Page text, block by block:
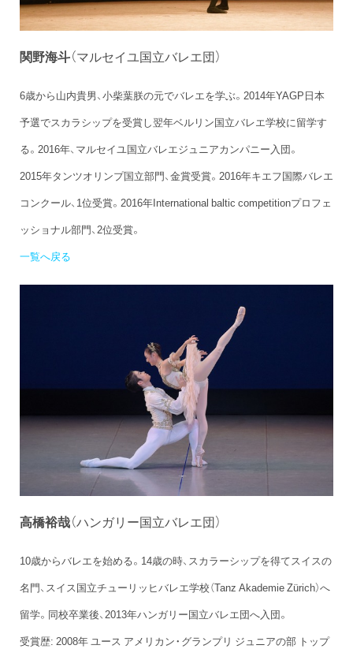
関野海斗（マルセイユ国立バレエ団）
6歳から山内貴男、小柴葉朕の元でバレエを学ぶ。2014年YAGP日本
予選でスカラシップを受賞し翌年ベルリン国立バレエ学校に留学す
る。2016年、マルセイユ国立バレエジュニアカンパニー入団。
2015年タンツオリンプ国立部門、金賞受賞。2016年キエフ国際バレエ
コンクール、1位受賞。2016年International baltic competitionプロフェ
ッショナル部門、2位受賞。
一覧へ戻る
高橋裕哉（ハンガリー国立バレエ団）
10歳からバレエを始める。14歳の時、スカラーシップを得てスイスの
名門、スイス国立チューリッヒバレエ学校（Tanz Akademie Zürich）へ
留学。同校卒業後、2013年ハンガリー国立バレエ団へ入団。
受賞歴: 2008年 ユース アメリカン・グランプリ ジュニアの部 トップ